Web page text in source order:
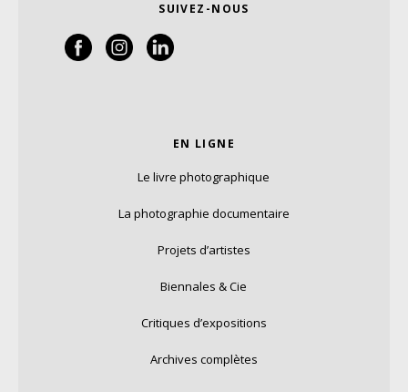
SUIVEZ-NOUS
EN LIGNE
Le livre photographique
La photographie documentaire
Projets d’artistes
Biennales & Cie
Critiques d’expositions
Archives complètes